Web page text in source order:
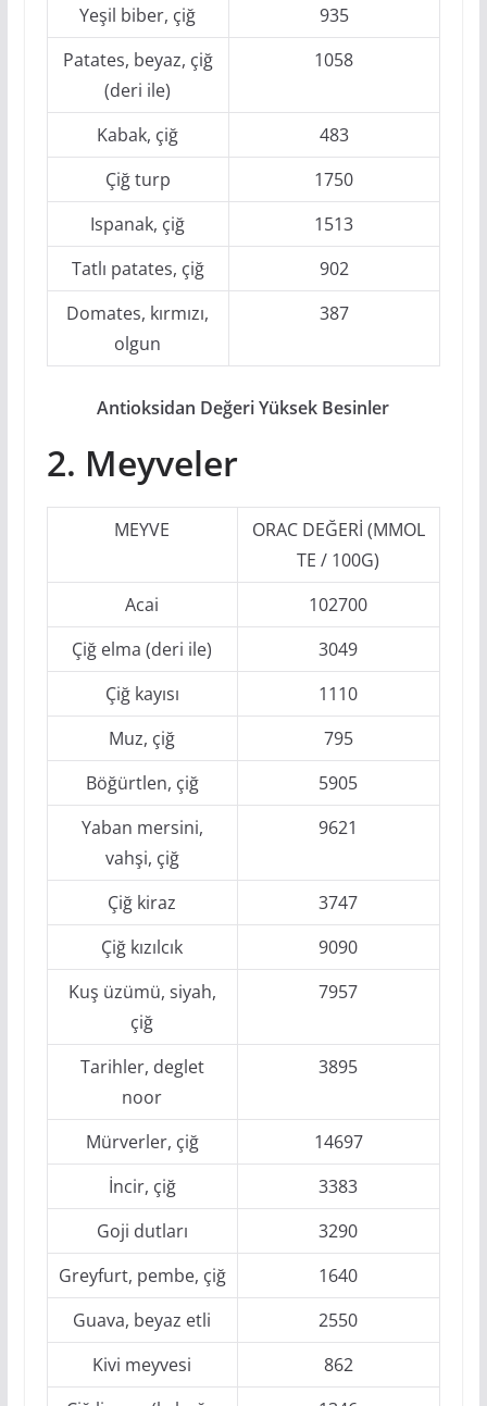
Yeşil biber, çiğ
935
Patates, beyaz, çiğ
(deri ile)
1058
Kabak, çiğ
483
Çiğ turp
1750
Ispanak, çiğ
1513
Tatlı patates, çiğ
902
Domates, kırmızı,
olgun
387
Antioksidan Değeri Yüksek Besinler
2. Meyveler
MEYVE
ORAC DEĞERİ (ΜMOL
TE / 100G)
Acai
102700
Çiğ elma (deri ile)
3049
Çiğ kayısı
1110
Muz, çiğ
795
Böğürtlen, çiğ
5905
Yaban mersini,
vahşi, çiğ
9621
Çiğ kiraz
3747
Çiğ kızılcık
9090
Kuş üzümü, siyah,
çiğ
7957
Tarihler, deglet
noor
3895
Mürverler, çiğ
14697
İncir, çiğ
3383
Goji dutları
3290
Greyfurt, pembe, çiğ
1640
Guava, beyaz etli
2550
Kivi meyvesi
862